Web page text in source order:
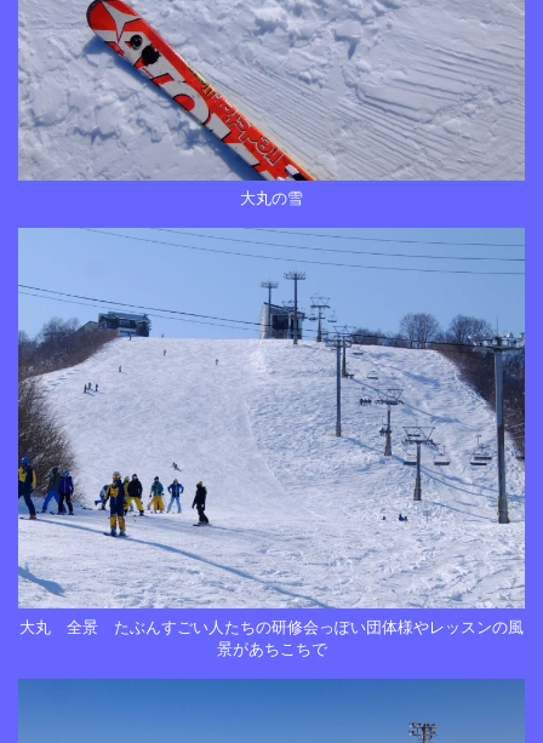
大丸の雪
大丸 全景 たぶんすごい人たちの研修会っぽい団体様やレッスンの風
景があちこちで